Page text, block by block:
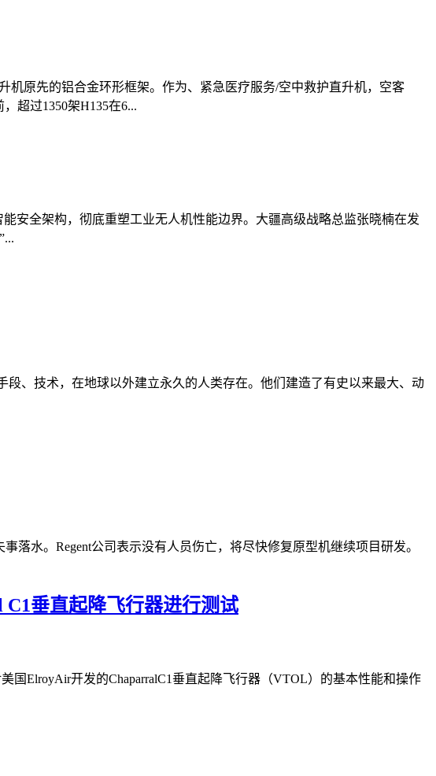
机原先的铝合金环形框架。作为、紧急医疗服务/空中救护直升机，空客
超过1350架H135在6...
安全架构，彻底重塑工业无人机性能边界。大疆高级战略总监张晓楠在发
段、技术，在地球以外建立永久的人类存在。他们建造了有史以来最大、动
落水。Regent公司表示没有人员伤亡，将尽快修复原型机继续项目研发。
垂直起降飞行器进行测试
ElroyAir开发的ChaparralC1垂直起降飞行器（VTOL）的基本性能和操作